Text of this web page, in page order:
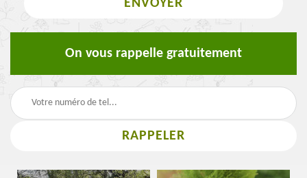
On vous rappelle gratuitement